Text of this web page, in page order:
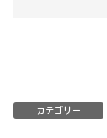
カテゴリー